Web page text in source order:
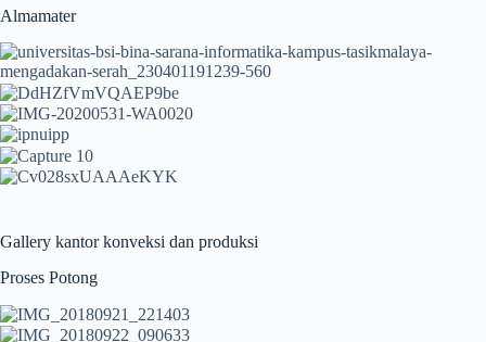
Almamater
Gallery kantor konveksi dan produksi
Proses Potong